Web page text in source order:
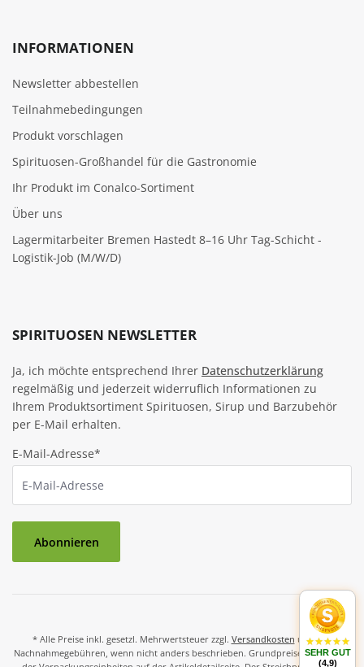
INFORMATIONEN
Newsletter abbestellen
Teilnahmebedingungen
Produkt vorschlagen
Spirituosen-Großhandel für die Gastronomie
Ihr Produkt im Conalco-Sortiment
Über uns
Lagermitarbeiter Bremen Hastedt 8–16 Uhr Tag-Schicht -
Logistik-Job (M/W/D)
SPIRITUOSEN NEWSLETTER
Ja, ich möchte entsprechend Ihrer Datenschutzerklärung
regelmäßig und jederzeit widerruflich Informationen zu
Ihrem Produktsortiment Spirituosen, Sirup und Barzubehör
per E-Mail erhalten.
E-Mail-Adresse*
Abonnieren
* Alle Preise inkl. gesetzl. Mehrwertsteuer zzgl. Versandkosten und ggf.
Nachnahmegebühren, wenn nicht anders beschrieben. Grundpreise und Preise
SEHR GUT
(4,9)